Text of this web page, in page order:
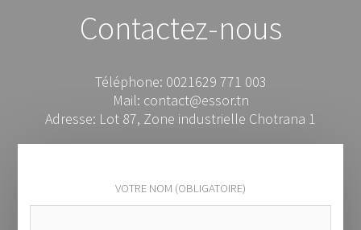
Contactez-nous
Téléphone: 0021629 771 003
Mail: contact@essor.tn
Adresse: Lot 87, Zone industrielle Chotrana 1
VOTRE NOM (OBLIGATOIRE)